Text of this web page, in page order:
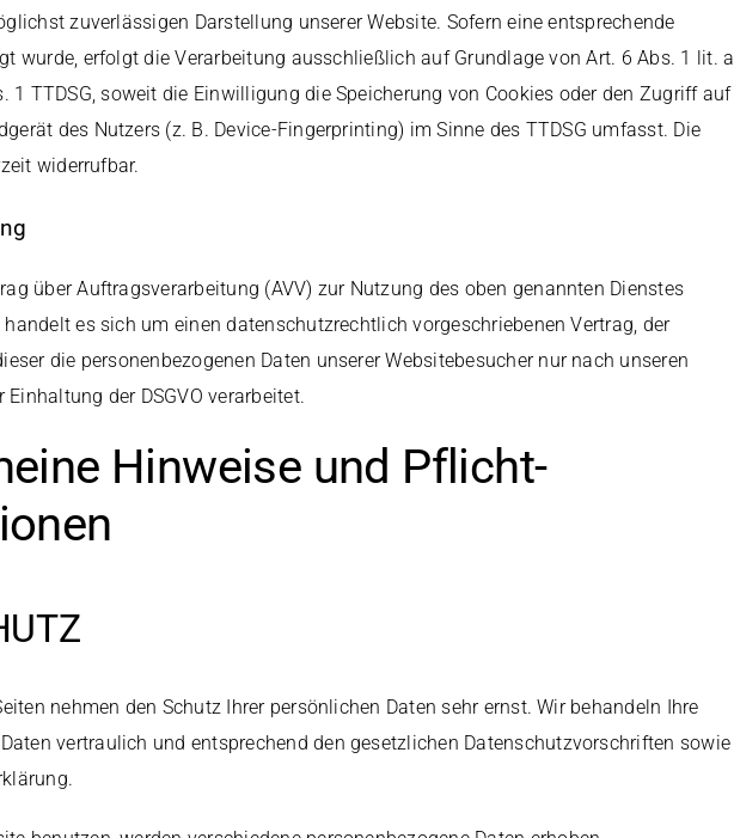
zuverlässigen Darstellung unserer Website. Sofern eine entsprechende
wurde, erfolgt die Verarbeitung ausschließlich auf Grundlage von Art. 6 Abs. 1 lit. a
1 TTDSG, soweit die Einwilligung die Speicherung von Cookies oder den Zugriff auf
des Nutzers (z. B. Device-Fingerprinting) im Sinne des TTDSG umfasst. Die
widerrufbar.
über Auftragsverarbeitung (AVV) zur Nutzung des oben genannten Dienstes
es sich um einen datenschutzrechtlich vorgeschriebenen Vertrag, der
die personenbezogenen Daten unserer Websitebesucher nur nach unseren
der DSGVO verarbeitet.
Hinweise und Pflicht­
nehmen den Schutz Ihrer persönlichen Daten sehr ernst. Wir behandeln Ihre
vertraulich und entsprechend den gesetzlichen Datenschutzvorschriften sowie